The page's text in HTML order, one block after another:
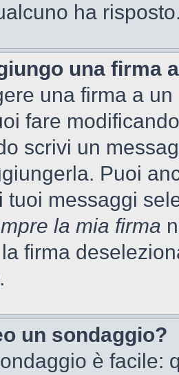
ha
una firma
una firma a
fare
scrivi un
Puoi
tuoi messaggi
la mia firma
firma
un sondaggio?
è facile: